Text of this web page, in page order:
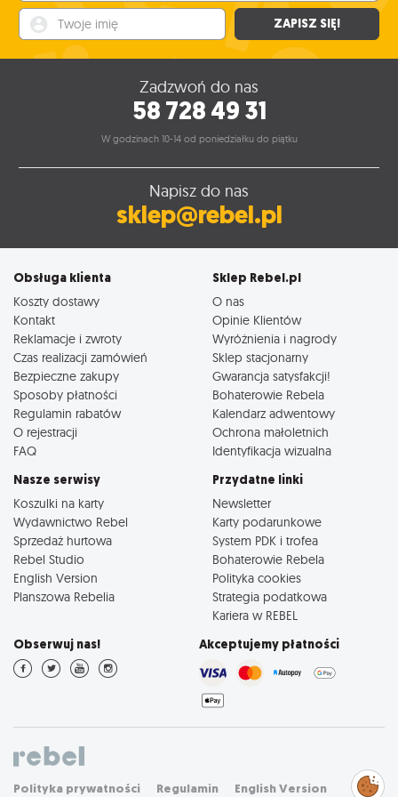
ZAPISZ SIĘ!
Zadzwoń do nas
58 728 49 31
W godzinach 10-14 od poniedziałku do piątku
Napisz do nas
sklep@rebel.pl
Obsługa klienta
Koszty dostawy
Kontakt
Reklamacje i zwroty
Czas realizacji zamówień
Bezpieczne zakupy
Sposoby płatności
Regulamin rabatów
O rejestracji
FAQ
Sklep Rebel.pl
O nas
Opinie Klientów
Wyróżnienia i nagrody
Sklep stacjonarny
Gwarancja satysfakcji!
Bohaterowie Rebela
Kalendarz adwentowy
Ochrona małoletnich
Identyfikacja wizualna
Nasze serwisy
Koszulki na karty
Wydawnictwo Rebel
Sprzedaż hurtowa
Rebel Studio
English Version
Planszowa Rebelia
Przydatne linki
Newsletter
Karty podarunkowe
System PDK i trofea
Bohaterowie Rebela
Polityka cookies
Strategia podatkowa
Kariera w REBEL
Obserwuj nas! Akceptujemy płatności
Polityka prywatności Regulamin English Version
Zarządzaj
preferencjami
cookies